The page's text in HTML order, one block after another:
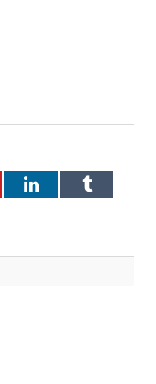
LinkedInTumblr